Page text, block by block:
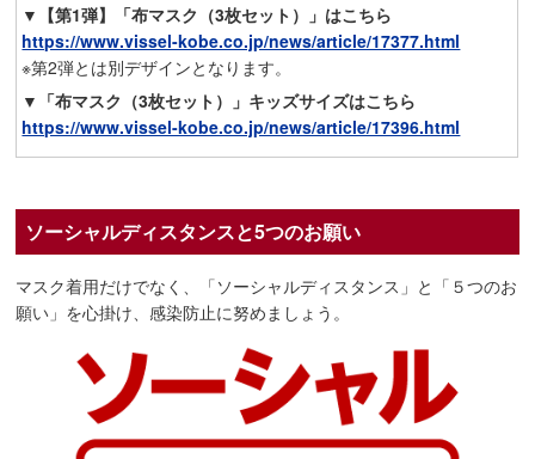
▼【第1弾】「布マスク（3枚セット）」はこちら
https://www.vissel-kobe.co.jp/news/article/17377.html
※第2弾とは別デザインとなります。
▼「布マスク（3枚セット）」キッズサイズはこちら
https://www.vissel-kobe.co.jp/news/article/17396.html
ソーシャルディスタンスと5つのお願い
マスク着用だけでなく、「ソーシャルディスタンス」と「５つのお
願い」を心掛け、感染防止に努めましょう。